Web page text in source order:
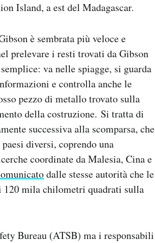
Island, a est del Madagascar.
è sembrata più veloce e
prelevare i resti trovati da Gibson
va nelle spiagge, si guarda
e controlla anche le
pezzo di metallo trovato sulla
della costruzione. Si tratta di
successiva alla scomparsa, che
diversi, coprendo una
coordinate da Malesia, Cina e
dalle stesse autorità che le
120 mila chilometri quadrati sulla
Bureau (ATSB) ma i responsabili